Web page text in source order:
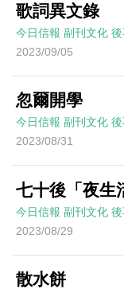
歌詞異文錄
今日信報 副刊文化
2023/09/05
忽爾開學
今日信報 副刊文化
2023/08/31
七十後「夜生
今日信報 副刊文化
2023/08/29
散水餅